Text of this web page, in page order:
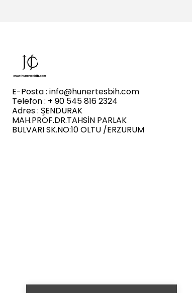
E-Posta : info@hunertesbih.com
Telefon : + 90 545 816 2324
Adres : ŞENDURAK
MAH.PROF.DR.TAHSİN PARLAK
BULVARI SK.NO:10 OLTU /ERZURUM